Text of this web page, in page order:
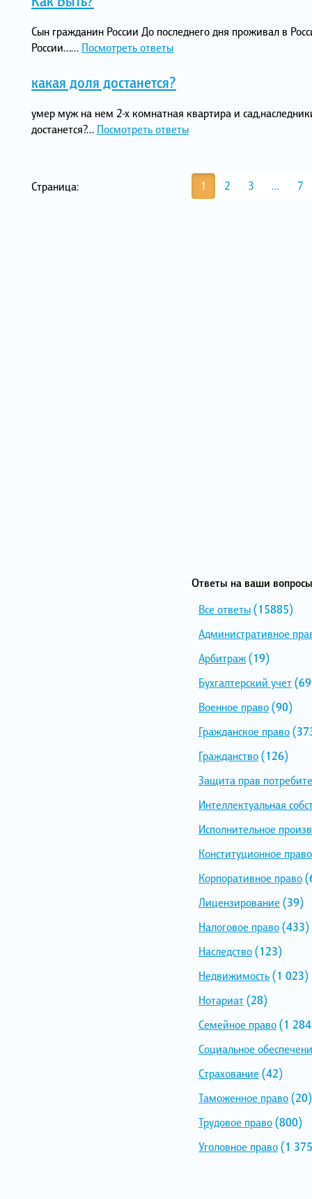
Сын гражданин России До последнего дня проживал в
России…... Посмотреть ответы
какая доля достанется?
умер муж на нем 2-х комнатная квартира и
достанется?... Посмотреть ответы
Страница: 1 2 3 … 7
Ответы на ваши
Все ответы(15885)
Административное
Арбитраж(19)
Бухгалтерский учет
Военное право(90)
Гражданское право
Гражданство(126)
Защита прав
Интеллектуальная
Исполнительное
Конституционное право
Корпоративное право
Лицензирование (39)
Налоговое право(433)
Наследство(123)
Недвижимость(1 023)
Нотариат(28)
Семейное право(1
Социальное
Страхование (42)
Таможенное право(20)
Трудовое право(800)
Уголовное право(1